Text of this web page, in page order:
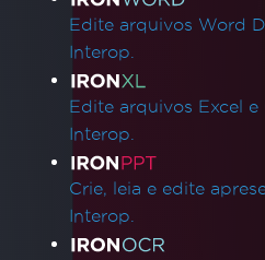
Edite arquivos Word
Interop.
Edite arquivos Excel e
Interop.
Crie, leia e edite
Interop.